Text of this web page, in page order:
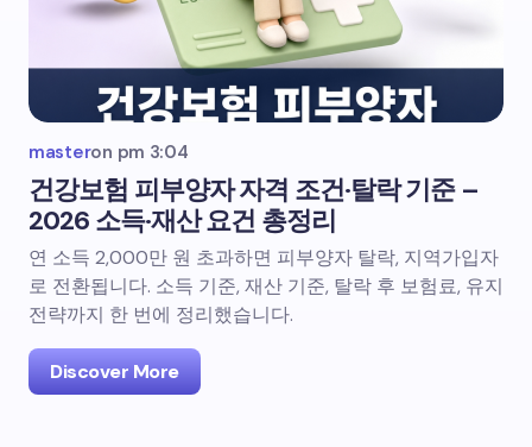
masteron pm 3:04
건강보험 피부양자 자격 조건·탈락 기준 –
2026 소득·재산 요건 총정리
연 소득 2,000만 원 초과하면 피부양자 탈락, 지역가입자
로 전환됩니다. 소득 기준, 재산 기준, 탈락 후 보험료, 유지
전략까지 한 번에 정리했습니다.
Discover More